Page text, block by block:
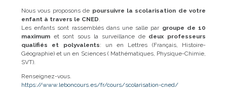
Nous vous proposons de poursuivre la scolarisation de votre
enfant à travers le CNED
Les enfants sont rassemblés dans une salle par groupe de 10
maximumet sont sous la surveillance de deux professeurs
qualifiés et polyvalents: un en Lettres (Français, Histoire-
Géographie) et un en Sciences ( Mathématiques, Physique-Chimie,
SVT).
Renseignez-vous.
https://www.leboncours.es/fr/cours/scolarisation-cned/